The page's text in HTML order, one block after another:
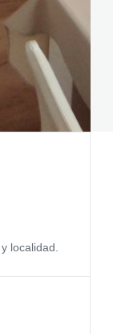
localidad.